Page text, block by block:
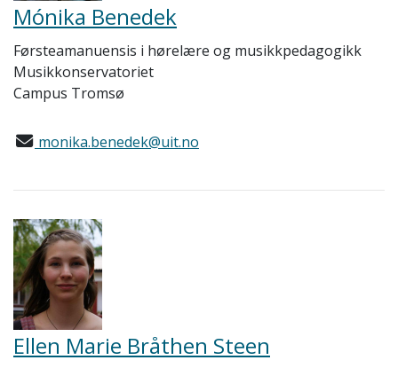
Mónika Benedek
Førsteamanuensis i hørelære og musikkpedagogikk
Musikkonservatoriet
Campus Tromsø
monika.benedek@uit.no
Ellen Marie Bråthen Steen